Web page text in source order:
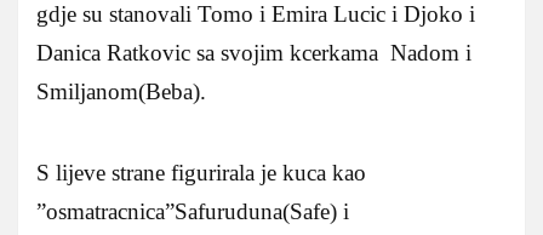
gdje su stanovali Tomo i Emira Lucic i Djoko i
Danica Ratkovic sa svojim kcerkama Nadom i
Smiljanom(Beba).
S lijeve strane figurirala je kuca kao
”osmatracnica”Safuruduna(Safe) i